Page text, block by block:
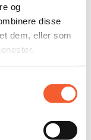
og
disse
dem, eller som